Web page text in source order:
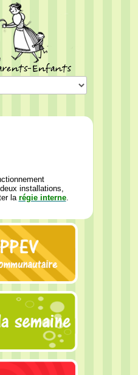
installations,
la régie interne.